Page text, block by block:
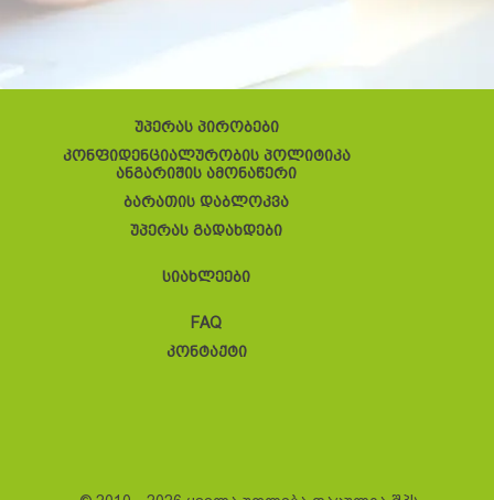
უპერას პირობები
კონფიდენციალურობის პოლიტიკა
ანგარიშის ამონაწერი
ბარათის დაბლოკვა
უპერას გადახდები
სიახლეები
FAQ
კონტაქტი